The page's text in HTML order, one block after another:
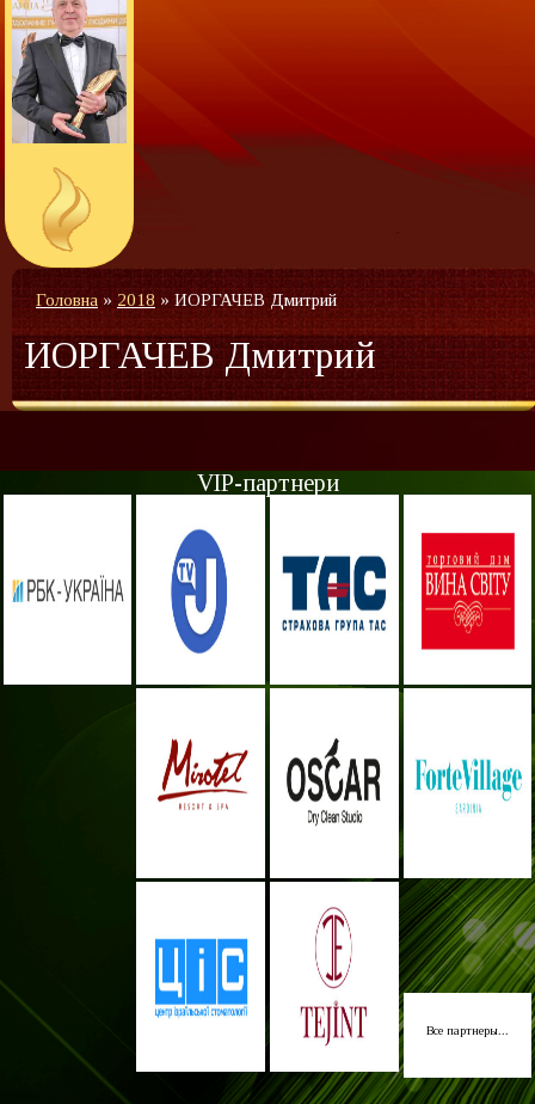
Головна» 2018 » ИОРГАЧЕВ Дмитрий
ИОРГАЧЕВ Дмитрий
VIP-партнери
Все партнеры...